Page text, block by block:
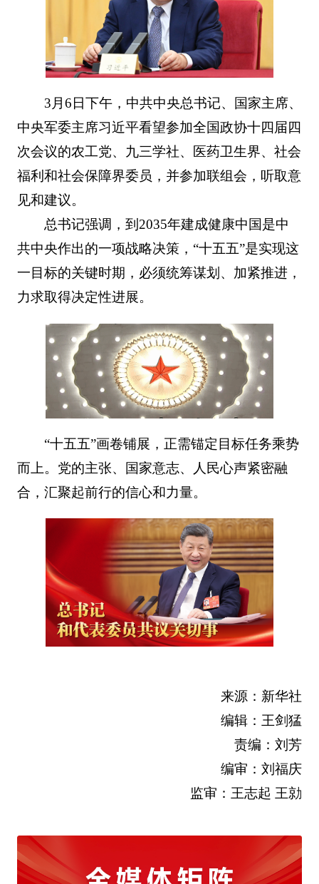
3月6日下午，中共中央总书记、国家主席、
中央军委主席习近平看望参加全国政协十四届四
次会议的农工党、九三学社、医药卫生界、社会
福利和社会保障界委员，并参加联组会，听取意
见和建议。
总书记强调，到2035年建成健康中国是中
共中央作出的一项战略决策，“十五五”是实现这
一目标的关键时期，必须统筹谋划、加紧推进，
力求取得决定性进展。
“十五五”画卷铺展，正需锚定目标任务乘势
而上。党的主张、国家意志、人民心声紧密融
合，汇聚起前行的信心和力量。
来源：新华社
编辑：王剑猛
责编：刘芳
编审：刘福庆
监审：王志起 王勍